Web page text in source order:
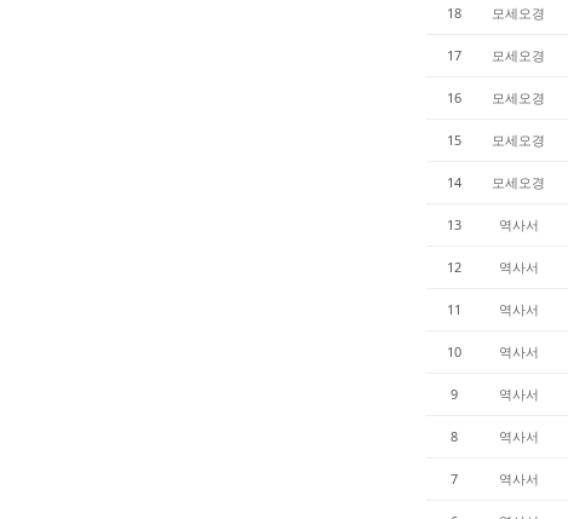
18 모세오경
17 모세오경
16 모세오경
15 모세오경
14 모세오경
13 역사서
12 역사서
11 역사서
10 역사서
9 역사서
8 역사서
7 역사서